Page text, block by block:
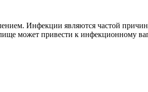
Инфекции являются частой
может привести к инфекционному